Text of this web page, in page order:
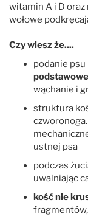
witamin A i D oraz
wołowe
Czy wiesz że....
podanie psu
wąchanie i
struktura
ustnej psa
podczas
uwalniając
kość nie